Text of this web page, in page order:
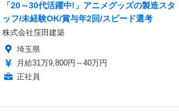
「20～30代活躍中!」アニメグッズの製造スタ
ッフ/未経験OK/賞与年2回/スピード選考
株式会社窪田建築
埼玉県
月給31万9,800円～40万円
正社員